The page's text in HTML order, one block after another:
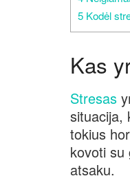
5 Kodėl
Kas
Stresas
situacija,
tokius
kovoti su
atsaku.